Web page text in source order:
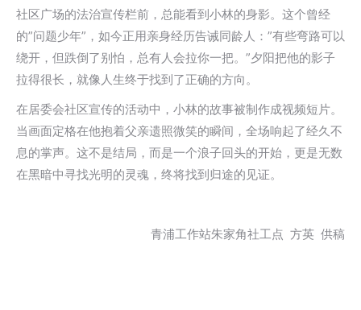
社区广场的法治宣传栏前，总能看到小林的身影。这个曾经
的”问题少年”，如今正用亲身经历告诫同龄人：”有些弯路可以
绕开，但跌倒了别怕，总有人会拉你一把。”夕阳把他的影子
拉得很长，就像人生终于找到了正确的方向。
在居委会社区宣传的活动中，小林的故事被制作成视频短片。
当画面定格在他抱着父亲遗照微笑的瞬间，全场响起了经久不
息的掌声。这不是结局，而是一个浪子回头的开始，更是无数
在黑暗中寻找光明的灵魂，终将找到归途的见证。
青浦工作站朱家角社工点 方英 供稿